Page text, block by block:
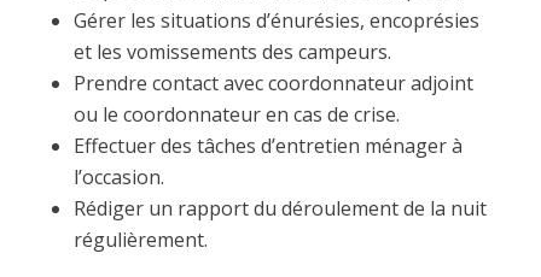
Gérer les situations d’énurésies, encoprésies
et les vomissements des campeurs.
Prendre contact avec coordonnateur adjoint
ou le coordonnateur en cas de crise.
Effectuer des tâches d’entretien ménager à
l’occasion.
Rédiger un rapport du déroulement de la nuit
régulièrement.